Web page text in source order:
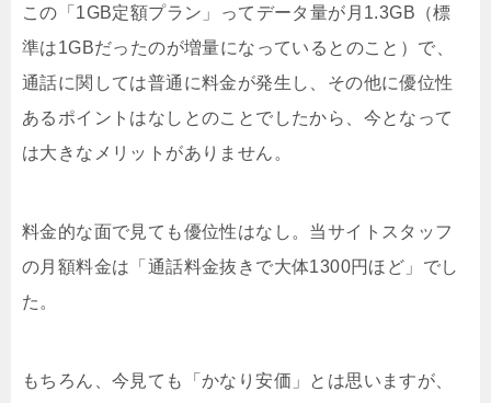
この「1GB定額プラン」ってデータ量が月1.3GB（標
準は1GBだったのが増量になっているとのこと）で、
通話に関しては普通に料金が発生し、その他に優位性
あるポイントはなしとのことでしたから、今となって
は大きなメリットがありません。
料金的な面で見ても優位性はなし。当サイトスタッフ
の月額料金は「通話料金抜きで大体1300円ほど」でし
た。
もちろん、今見ても「かなり安価」とは思いますが、